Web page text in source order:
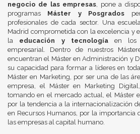
negocio de las empresas, pone a
programas Máster y Posgrados
profesionales de cada sector. Una
Madrid comprometida con la excelencia y
la educación y tecnologíaen los
empresarial. Dentro de nuestros
encuentran el Máster en Administración y
su capacidad para formar a líderes en
Máster en Marketing, por ser una de las
empresa, el Máster en Marketing
tomando en el mercado actual, el Máster
por la tendencia a la internacionalización
en Recursos Humanos, por la importancia
las empresas al capital humano.